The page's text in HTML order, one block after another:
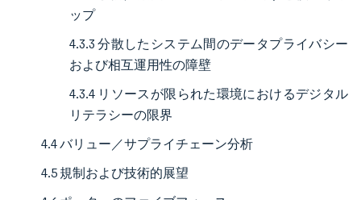
ップ
4.3.3 分散したシステム間のデータプライバシー
および相互運用性の障壁
4.3.4 リソースが限られた環境におけるデジタル
リテラシーの限界
4.4 バリュー／サプライチェーン分析
4.5 規制および技術的展望